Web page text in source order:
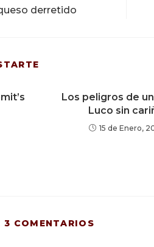
derretido
Los peligros de
Luco sin
15 de Enero,
3 COMENTARIOS